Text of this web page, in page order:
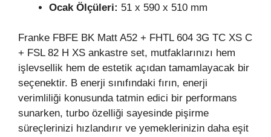
Ocak Ölçüleri: 51 x 590 x 510 mm
Franke FBFE BK Matt A52 + FHTL 604 3G TC XS C
+ FSL 82 H XS ankastre set, mutfaklarınızı hem
işlevsellik hem de estetik açıdan tamamlayacak bir
seçenektir. B enerji sınıfındaki fırın, enerji
verimliliği konusunda tatmin edici bir performans
sunarken, turbo özelliği sayesinde pişirme
süreçlerinizi hızlandırır ve yemeklerinizin daha eşit